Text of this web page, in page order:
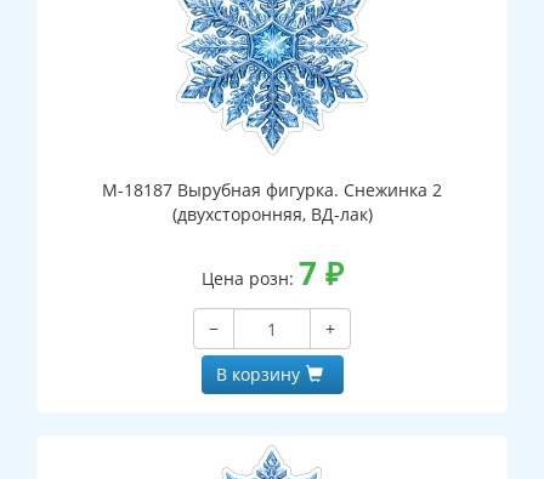
М-18187 Вырубная фигурка. Снежинка 2
(двухсторонняя, ВД-лак)
Цена розн: 7 ₽
−
+
В корзину